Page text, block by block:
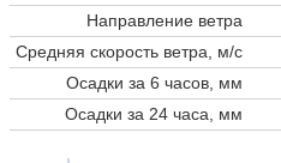
Направление ветра
Средняя скорость ветра, м/с
Осадки за 6 часов, мм
Осадки за 24 часа, мм